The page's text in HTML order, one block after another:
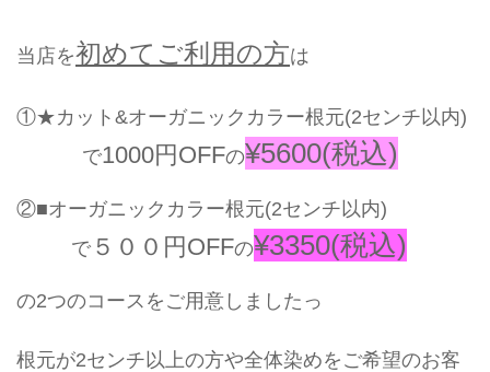
当店を初めてご利用の方は
①★カット&オーガニックカラー根元(2センチ以内)
で1000円OFFの¥5600(税込)
②■オーガニックカラー根元(2センチ以内)
で ５００円OFFの¥3350(税込)
の2つのコースをご用意しましたっ
根元が2センチ以上の方や全体染めをご希望のお客